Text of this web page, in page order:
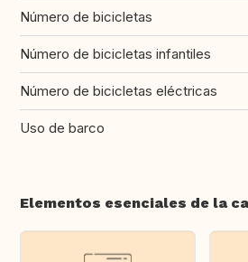
Número de bicicletas
Número de bicicletas infantiles
Número de bicicletas eléctricas
Uso de barco
Elementos esenciales de la